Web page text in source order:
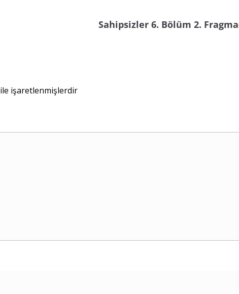
Sahipsizler 6. Bölüm 2.
ile işaretlenmişlerdir